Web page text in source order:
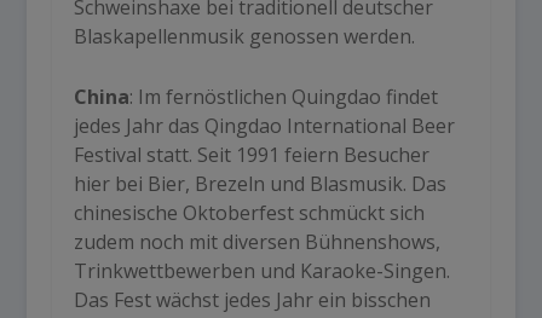
Schweinshaxe bei traditionell deutscher
Blaskapellenmusik genossen werden.
China: Im fernöstlichen Quingdao findet
jedes Jahr das Qingdao International Beer
Festival statt. Seit 1991 feiern Besucher
hier bei Bier, Brezeln und Blasmusik. Das
chinesische Oktoberfest schmückt sich
zudem noch mit diversen Bühnenshows,
Trinkwettbewerben und Karaoke-Singen.
Das Fest wächst jedes Jahr ein bisschen